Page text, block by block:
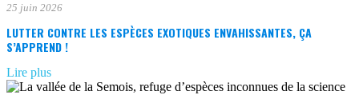
25 juin 2026
LUTTER CONTRE LES ESPÈCES EXOTIQUES ENVAHISSANTES, ÇA
S’APPREND !
Lire plus